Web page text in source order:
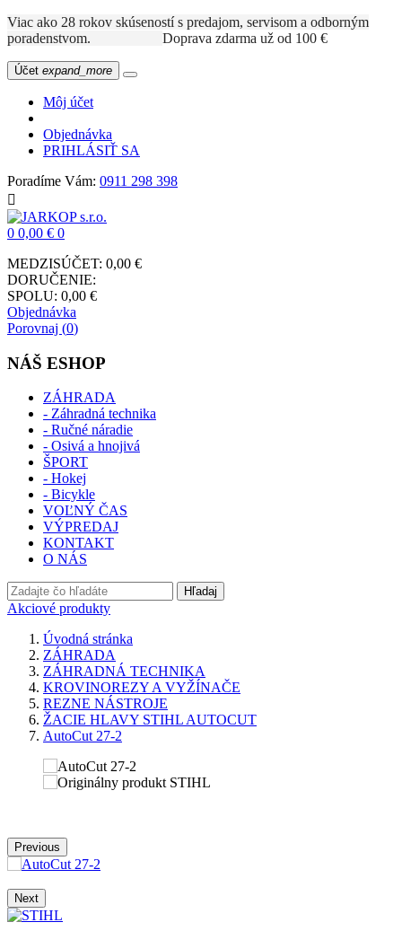
Viac ako 28 rokov skúseností s predajom, servisom a odborným
poradenstvom. Doprava zdarma už od 100 €
Účet expand_more
Môj účet
Objednávka
PRIHLÁSIŤ SA
Poradíme Vám: 0911 298 398

0 0,00 € 0
MEDZISÚČET: 0,00 €
DORUČENIE:
SPOLU: 0,00 €
Objednávka
Porovnaj (0)
NÁŠ ESHOP
ZÁHRADA
- Záhradná technika
- Ručné náradie
- Osivá a hnojivá
ŠPORT
- Hokej
- Bicykle
VOĽNÝ ČAS
VÝPREDAJ
KONTAKT
O NÁS
Hľadaj
Akciové produkty
Úvodná stránka
ZÁHRADA
ZÁHRADNÁ TECHNIKA
KROVINOREZY A VYŽÍNAČE
REZNE NÁSTROJE
ŽACIE HLAVY STIHL AUTOCUT
AutoCut 27-2
Previous
Next